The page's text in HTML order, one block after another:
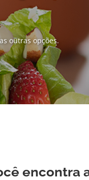
outras opções.
encontra